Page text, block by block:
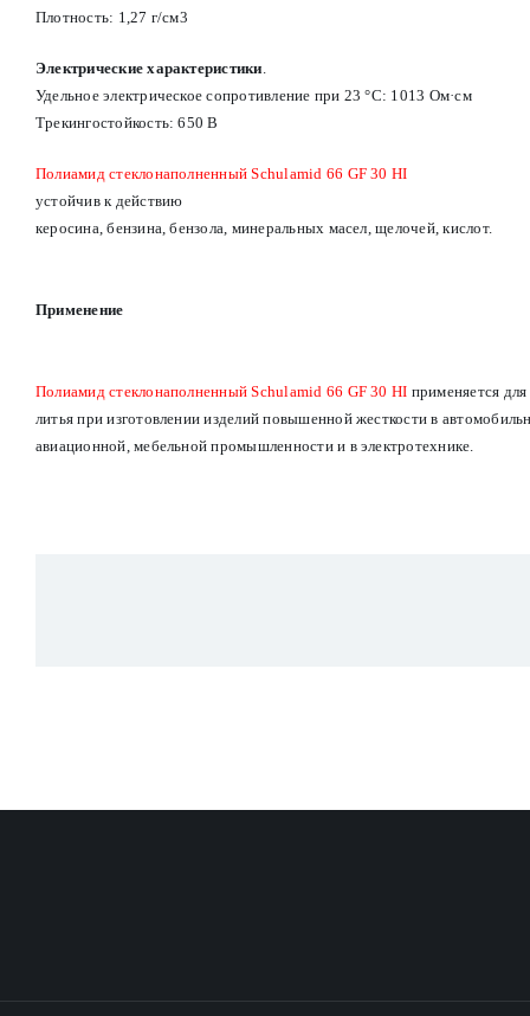
Плотность: 1,27 г/см3
Электрические характеристики
Удельное электрическое сопротивление при 23 °С: 1013 Ом·см
Трекингостойкость: 650 В
Полиамид стеклонаполненный Schulamid 66 GF 30 HI
устойчив к действию
керосина, бензина, бензола, минеральных масел, щелочей, кислот.
Применение
Полиамид стеклонаполненный Schulamid 66 GF 30 HI применяется
литья при изготовлении изделий повышенной жесткости в
авиационной, мебельной промышленности и в электротехнике.